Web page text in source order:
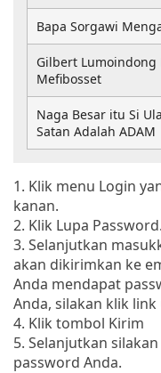
1. Klik menu Login
kanan.
2. Klik Lupa Password.
3. Selanjutkan
akan dikirimkan ke
Anda mendapat
Anda, silakan klik
4. Klik tombol Kirim
5. Selanjutkan
password Anda.
Bapa Sorgawi
Gilbert
Mefibosset
Naga Besar itu Si
Satan Adalah ADAM